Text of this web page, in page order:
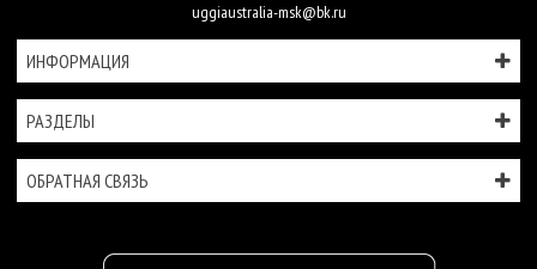
uggiaustralia-msk@bk.ru
ИНФОРМАЦИЯ
РАЗДЕЛЫ
ОБРАТНАЯ СВЯЗЬ